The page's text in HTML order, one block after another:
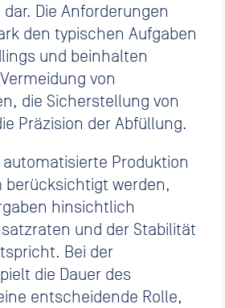
Die Anforderungen
den typischen Aufgaben
und beinhalten
von
die Sicherstellung von
Präzision der Abfüllung.
automatisierte Produktion
berücksichtigt werden,
hinsichtlich
und der Stabilität
Bei der
die Dauer des
entscheidende Rolle,